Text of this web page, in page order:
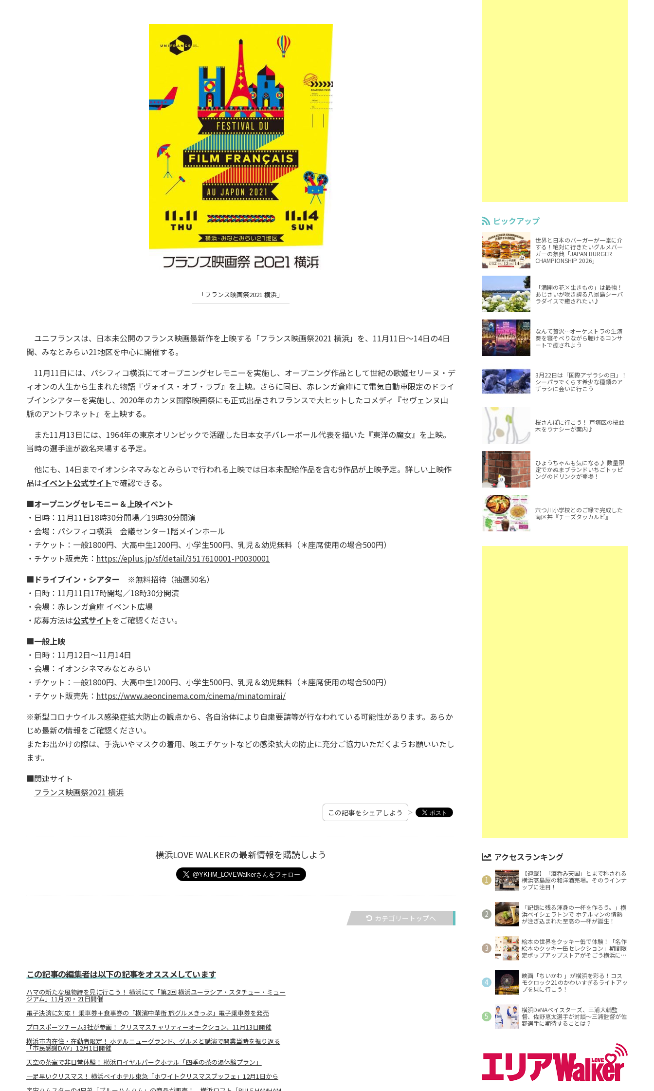
「フランス映画祭2021 横浜」
ユニフランスは、日本未公開のフランス映画最新作を上映する「フランス映画祭2021 横浜」を、11月11日～14日の4日
間、みなとみらい21地区を中心に開催する。
11月11日には、パシフィコ横浜にてオープニングセレモニーを実施し、オープニング作品として世紀の歌姫セリーヌ・デ
ィオンの人生から生まれた物語『ヴォイス・オブ・ラブ』を上映。さらに同日、赤レンガ倉庫にて電気自動車限定のドライ
ブインシアターを実施し、2020年のカンヌ国際映画祭にも正式出品されフランスで大ヒットしたコメディ『セヴェンヌ山
脈のアントワネット』を上映する。
また11月13日には、1964年の東京オリンピックで活躍した日本女子バレーボール代表を描いた『東洋の魔女』を上映。
当時の選手達が数名来場する予定。
他にも、14日までイオンシネマみなとみらいで行われる上映では日本未配給作品を含む9作品が上映予定。詳しい上映作
品はイベント公式サイトで確認できる。
■オープニングセレモニー＆上映イベント
・日時：11月11日18時30分開場／19時30分開演
・会場：パシフィコ横浜 会議センター1階メインホール
・チケット：一般1800円、大高中生1200円、小学生500円、乳児＆幼児無料（＊座席使用の場合500円）
・チケット販売先： https://eplus.jp/sf/detail/3517610001-P0030001
■ドライブイン・シアター ※無料招待（抽選50名）
・日時：11月11日17時開場／18時30分開演
・会場：赤レンガ倉庫 イベント広場
・応募方法は公式サイトをご確認ください。
■一般上映
・日時：11月12日～11月14日
・会場：イオンシネマみなとみらい
・チケット：一般1800円、大高中生1200円、小学生500円、乳児＆幼児無料（＊座席使用の場合500円）
・チケット販売先： https://www.aeoncinema.com/cinema/minatomirai/
※新型コロナウイルス感染症拡大防止の観点から、各自治体により自粛要請等が行なわれている可能性があります。あらか
じめ最新の情報をご確認ください。
またお出かけの際は、手洗いやマスクの着用、咳エチケットなどの感染拡大の防止に充分ご協力いただくようお願いいたし
ます。
■関連サイト
フランス映画祭2021 横浜
この記事をシェアしよう
横浜LOVE WALKERの最新情報を購読しよう
カテゴリートップへ
この記事の編集者は以下の記事をオススメしています
ハマの新たな風物詩を見に行こう！ 横浜にて「第2回 横浜ユーラシア・スタチュー・ミュー
ジアム」11月20・21日開催
電子決済に対応！ 乗車券＋食事券の「横濱中華街 旅グルメきっぷ」電子乗車券を発売
プロスポーツチーム3社が参画！ クリスマスチャリティーオークション、11月13日開催
横浜市内在住・在勤者限定！ ホテルニューグランド、グルメと講演で開業当時を振り返る
「市民感謝DAY」12月1日開催
天空の茶室で非日常体験！ 横浜ロイヤルパークホテル「四季の茶の湯体験プラン」
一足早いクリスマス！ 横浜ベイホテル東急「ホワイトクリスマスブッフェ」12月1日から
ピックアップ
世界と日本のバーガーが一堂に介
する！絶対に行きたいグルメバー
ガーの祭典「JAPAN BURGER
CHAMPIONSHIP 2026」
「満開の花×生きもの」は最強！
あじさいが咲き誇る八景島シーパ
ラダイスで癒されたい♪
なんて贅沢…オーケストラの生演
奏を寝そべりながら聴けるコンサ
ートで癒されよう
3月22日は「国際アザラシの日」！
シーパラでくらす希少な種類のア
ザラシに会いに行こう
桜さんぽに行こう！ 戸塚区の桜並
木をウナシーが案内♪
ひょうちゃんも気になる♪ 数量限
定でかぬまブランドいちごトッピ
ングのドリンクが登場！
六つ川小学校とのご縁で完成した
南区丼『チーズタッカルビ』
アクセスランキング
【連載】「酒呑み天国」とまで称される
横浜髙島屋の和洋酒売場。そのラインナ
ップに注目！
「記憶に残る渾身の一杯を作ろう。」横
浜ベイシェラトンで ホテルマンの情熱
が注ぎ込まれた至高の一杯が誕生！
絵本の世界をクッキー缶で体験！「名作
絵本のクッキー缶セレクション」期間限
定ポップアップストアがそごう横浜に登
映画「ちいかわ 」が横浜を彩る！コス
モクロック21のかわいすぎるライトアッ
プを見に行こう！
横浜DeNAベイスターズ、三浦大輔監
督、佐野恵太選手が対談～三浦監督が佐
野選手に期待することは？